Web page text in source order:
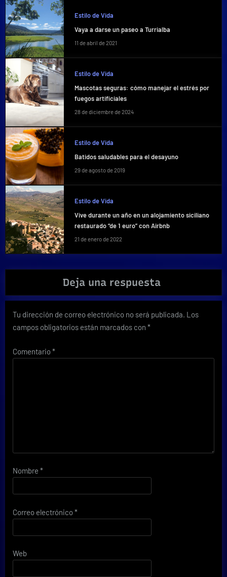
Estilo de Vida
Vaya a darse un paseo a Turrialba
11 de abril de 2021
Estilo de Vida
Mascotas seguras: cómo manejar el estrés por
fuegos artificiales
28 de diciembre de 2024
Estilo de Vida
Batidos saludables para el desayuno
29 de agosto de 2019
Estilo de Vida
Vive durante un año en un alojamiento siciliano
restaurado “de 1 euro” con Airbnb
21 de enero de 2022
Deja una respuesta
Tu dirección de correo electrónico no será publicada. Los
campos obligatorios están marcados con *
Comentario*
Nombre *
Correo electrónico*
Web